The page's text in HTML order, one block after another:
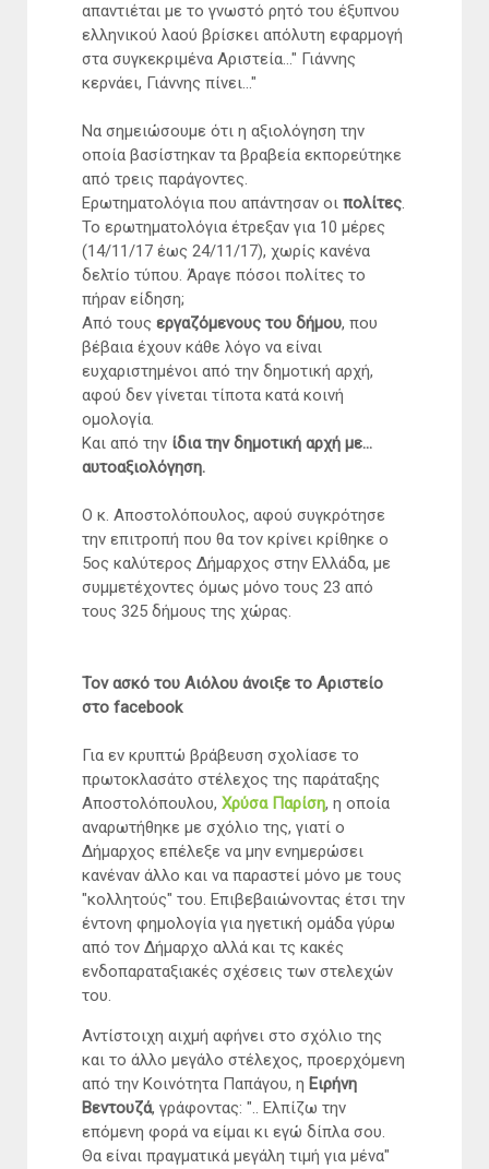
απαντιέται με το γνωστό ρητό του έξυπνου
ελληνικού λαού βρίσκει απόλυτη εφαρμογή
στα συγκεκριμένα Αριστεία..." Γιάννης
κερνάει, Γιάννης πίνει..."
Να σημειώσουμε ότι η αξιολόγηση την
οποία βασίστηκαν τα βραβεία εκπορεύτηκε
από τρεις παράγοντες.
Ερωτηματολόγια που απάντησαν οι πολίτες.
Το ερωτηματολόγια έτρεξαν για 10 μέρες
(14/11/17 έως 24/11/17), χωρίς κανένα
δελτίο τύπου. Άραγε πόσοι πολίτες το
πήραν είδηση;
Από τους εργαζόμενους του δήμου, που
βέβαια έχουν κάθε λόγο να είναι
ευχαριστημένοι από την δημοτική αρχή,
αφού δεν γίνεται τίποτα κατά κοινή
ομολογία.
Και από την ίδια την δημοτική αρχή με…
αυτοαξιολόγηση.
Ο κ. Αποστολόπουλος, αφού συγκρότησε
την επιτροπή που θα τον κρίνει κρίθηκε ο
5ος καλύτερος Δήμαρχος στην Ελλάδα, με
συμμετέχοντες όμως μόνο τους 23 από
τους 325 δήμους της χώρας.
Τον ασκό του Αιόλου άνοιξε το Αριστείο
στο facebook
Για εν κρυπτώ βράβευση σχολίασε το
πρωτοκλασάτο στέλεχος της παράταξης
Αποστολόπουλου, Χρύσα Παρίση, η οποία
αναρωτήθηκε με σχόλιο της, γιατί ο
Δήμαρχος επέλεξε να μην ενημερώσει
κανέναν άλλο και να παραστεί μόνο με τους
"κολλητούς" του. Επιβεβαιώνοντας έτσι την
έντονη φημολογία για ηγετική ομάδα γύρω
από τον Δήμαρχο αλλά και τς κακές
ενδοπαραταξιακές σχέσεις των στελεχών
του.
Αντίστοιχη αιχμή αφήνει στο σχόλιο της
και το άλλο μεγάλο στέλεχος, προερχόμενη
από την Κοινότητα Παπάγου, η Ειρήνη
Βεντουζά, γράφοντας: ".. Ελπίζω την
επόμενη φορά να είμαι κι εγώ δίπλα σου.
Θα είναι πραγματικά μεγάλη τιμή για μένα"